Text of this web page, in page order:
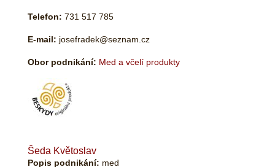
Telefon: 731 517 785
E-mail: josefradek@seznam.cz
Obor podnikání: Med a včelí produkty
Šeda Květoslav
Popis podnikání: med